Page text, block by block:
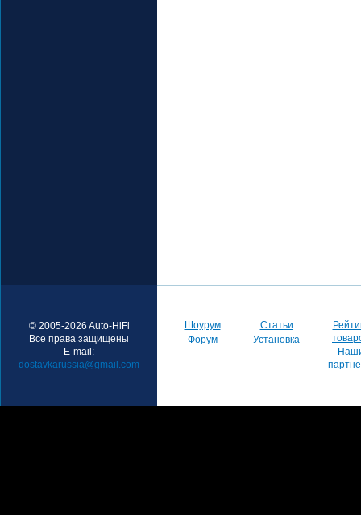
© 2005-2026 Auto-HiFi
Все права защищены
E-mail:
dostavkarussia@gmail.com
Шоурум
Форум
Статьи
Установка